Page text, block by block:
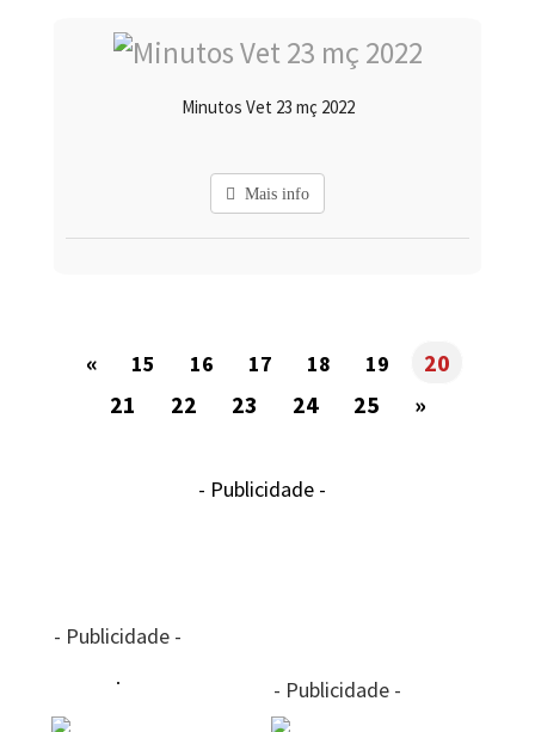
Minutos Vet 23 mç 2022
Mais info
« 15 16 17 18 19
20
21
22 23 24 25 »
- Publicidade -
- Publicidade -
- Publicidade -